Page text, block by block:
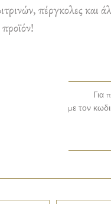
πέργκολες και
Για
με τον